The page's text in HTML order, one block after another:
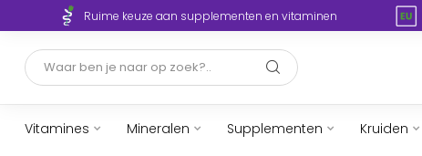
Ruime keuze aan supplementen en vitaminen
Vitamines Mineralen Supplementen Kruiden